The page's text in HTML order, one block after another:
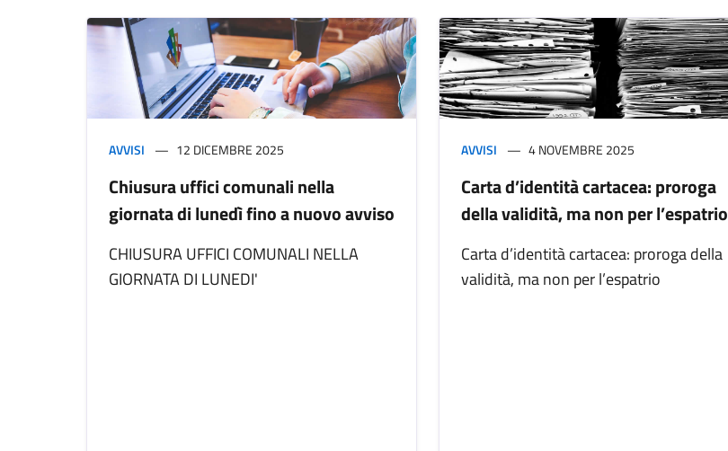
AVVISI 12 DICEMBRE 2025
Chiusura uffici comunali nella
giornata di lunedì fino a nuovo avviso
CHIUSURA UFFICI COMUNALI NELLA
GIORNATA DI LUNEDI'
AVVISI 4 NOVEMBRE 2025
Carta d’identità cartacea: proroga
della validità, ma non per l’espatrio
Carta d’identità cartacea: proroga della
validità, ma non per l’espatrio